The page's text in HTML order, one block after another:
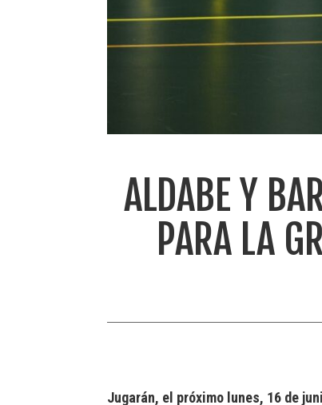
ALDABE Y
PARA LA
Jugarán, el próximo lunes, 16 de